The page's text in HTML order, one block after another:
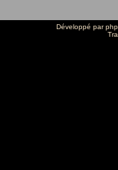
Développé par